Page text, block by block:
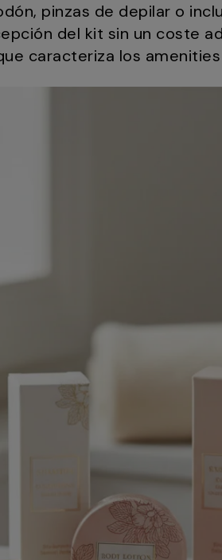
pinzas de depilar o
del kit sin un coste
caracteriza los